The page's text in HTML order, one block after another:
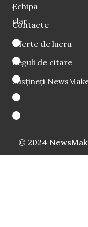
i
clar
Echipa
Contacte
Oferte de lucru
Reguli de citare
Susțineți
© 2024